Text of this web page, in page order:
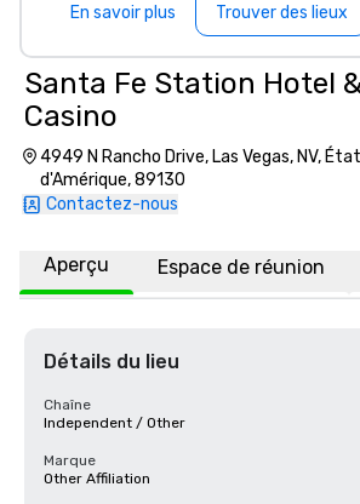
En savoir plus Trouver des lieux
Santa Fe Station Hotel
Casino
4949 N Rancho Drive, Las Vegas, NV,
d'Amérique, 89130
Contactez-nous
Aperçu Espace de réunion
Détails du lieu
Chaîne
Independent / Other
Marque
Other Affiliation